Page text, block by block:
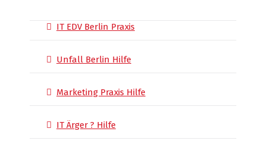
IT EDV Berlin Praxis
Unfall Berlin Hilfe
Marketing Praxis Hilfe
IT Ärger ? Hilfe